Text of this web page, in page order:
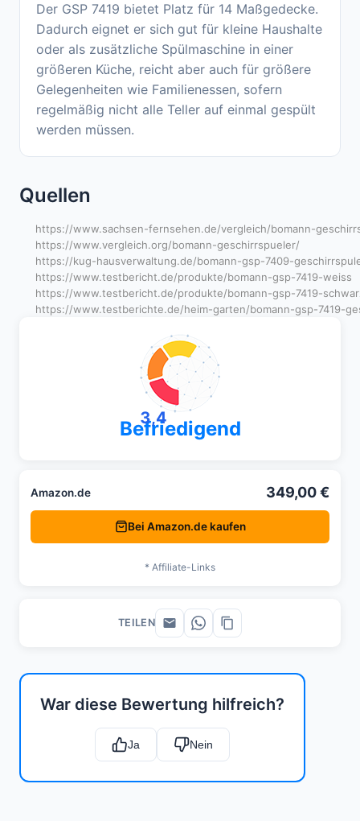
Der GSP 7419 bietet Platz für 14 Maßgedecke.
Dadurch eignet er sich gut für kleine Haushalte
oder als zusätzliche Spülmaschine in einer
größeren Küche, reicht aber auch für größere
Gelegenheiten wie Familienessen, sofern
regelmäßig nicht alle Teller auf einmal gespült
werden müssen.
Quellen
https://www.sachsen-fernsehen.de/vergleich/bomann-
https://www.vergleich.org/bomann-geschirrspueler/
https://kug-hausverwaltung.de/bomann-gsp-7409-
https://www.testbericht.de/produkte/bomann-gsp-7419-weiss
https://www.testbericht.de/produkte/bomann-gsp-7419-
https://www.testberichte.de/heim-garten/bomann-gsp-7419-
War diese Bewertung hilfreich?
Ja Nein
3,4
Befriedigend
Amazon.de 349,00 €
Bei Amazon.de kaufen
* Affiliate-Links
TEILEN